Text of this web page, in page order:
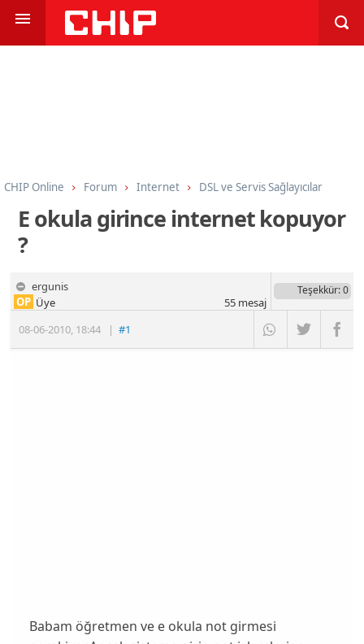
CHIP Online Forum Internet DSL ve Servis Sağlayıcılar
E okula girince internet kopuyor
?
ergunis
08-06-2010, 18:44 |#1
OP Üye
Teşekkür: 0
55mesaj
Babam öğretmen ve e okula not girmesi